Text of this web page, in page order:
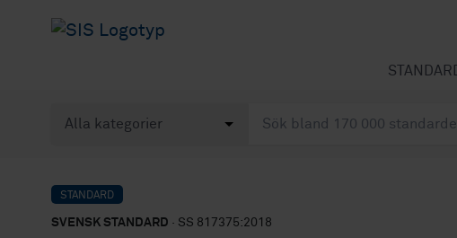
STANDARD
SVENSK STANDARD · SS 817375:2018